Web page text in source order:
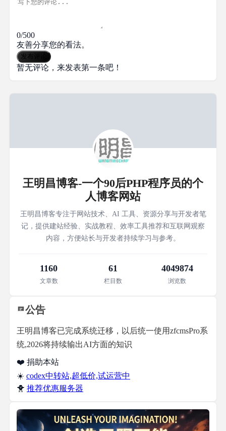
0/500
友善分享您的看法。
发布评论
暂无评论，来发表第一条吧！
王明昌博客-一个90后PHP程序员的个
人博客网站
王明昌博客专注于网站技术、AI 工具、资源分享与开发者笔
记，提供建站经验、实战教程、效率工具推荐和互联网观察
内容，方便站长与开发者持续学习与参考。
1160
文章数
61
栏目数
4049874
浏览数
公告
王明昌博客已完成系统迁移，以后统一使用zfcmsPro系
统,2026将持续输出AI方面的知识
❤️ 捐助本站
☀️ codex中转站,超低价,试运营中
🐥 推荐优惠服务器